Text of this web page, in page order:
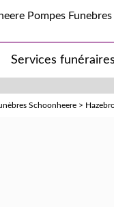
Services funéraires
Schoonheere >